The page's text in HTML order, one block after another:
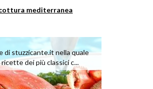
mediterranea
di stuzzicante.it nella quale
dei più classici c...